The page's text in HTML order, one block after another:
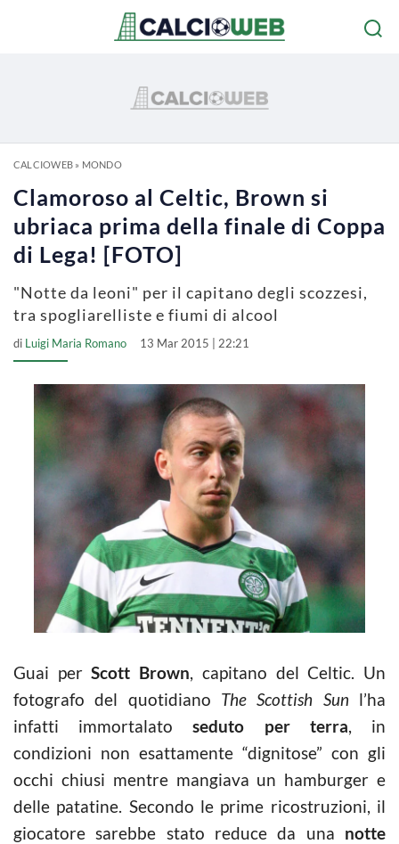
CALCIOWEB» MONDO
Clamoroso al Celtic, Brown si
ubriaca prima della finale di Coppa
di Lega! [FOTO]
"Notte da leoni" per il capitano degli scozzesi,
tra spogliarelliste e fiumi di alcool
di Luigi Maria Romano 13 Mar 2015 | 22:21
Guai perScott Brown, capitano del Celtic. Un
fotografo del quotidiano The Scottish Sun l’ha
infatti immortalatoseduto per terra, in
condizioni non esattamente “dignitose” con gli
occhi chiusi mentre mangiava un hamburger e
delle patatine. Secondo le prime ricostruzioni, il
giocatore sarebbe stato reduce da una notte